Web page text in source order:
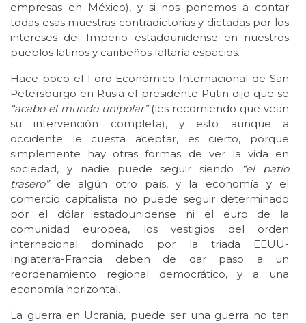
empresas en México), y si nos ponemos a contar
todas esas muestras contradictorias y dictadas por los
intereses del Imperio estadounidense en nuestros
pueblos latinos y caribeños faltaría espacios.
Hace poco el Foro Económico Internacional de San
Petersburgo en Rusia el presidente Putin dijo que se
“acabo el mundo unipolar” (les recomiendo que vean
su intervención completa), y esto aunque a
occidente le cuesta aceptar, es cierto, porque
simplemente hay otras formas de ver la vida en
sociedad, y nadie puede seguir siendo
“el patio
trasero”de algún otro país, y la economía y el
comercio capitalista no puede seguir determinado
por el dólar estadounidense ni el euro de la
comunidad europea, los vestigios del orden
internacional dominado por la triada EEUU-
Inglaterra-Francia deben de dar paso a un
reordenamiento regional democrático, y a una
economía horizontal.
La guerra en Ucrania, puede ser una guerra no tan